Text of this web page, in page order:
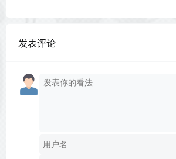
发表评论